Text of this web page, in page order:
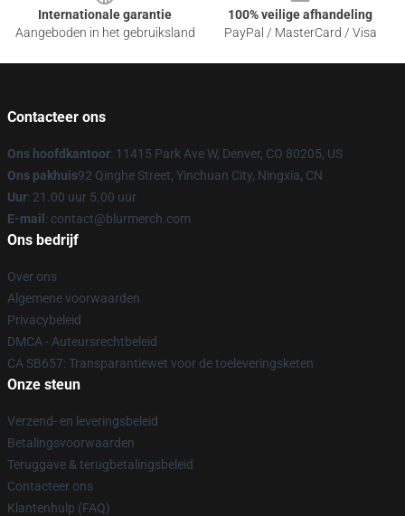
Internationale garantie
Aangeboden in het gebruiksland
100% veilige afhandeling
PayPal / MasterCard / Visa
Contacteer ons
Ons hoofdkantoor: 11415 Park Ave W, Denver, CO 80205, US
Ons pakhuis92 Qinghe Street, Yinchuan City, Ningxia, CN
Uur: 21.00 uur 5.00 uur
E-mail : contact@blurmerch.com
Ons bedrijf
Over ons
Algemene voorwaarden
Privacybeleid
DMCA - Auteursrechtbeleid
CA SB657: Transparantiewet voor de toeleveringsketen
Onze steun
Verzend- en leveringsbeleid
Betalingsvoorwaarden
Teruggave & terugbetalingsbeleid
Contacteer ons
Klantenhulp (FAQ)